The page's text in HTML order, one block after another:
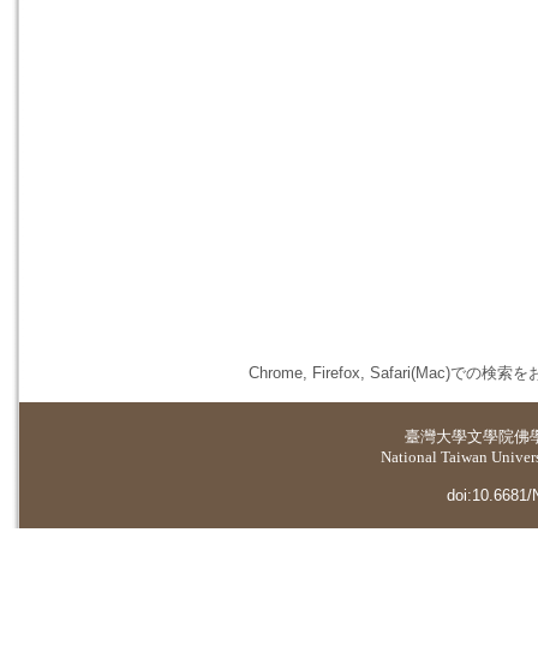
Chrome, Firefox, Safari(Mac)での検索を
臺灣大學文學院佛
National Taiwan
doi:10.6681/